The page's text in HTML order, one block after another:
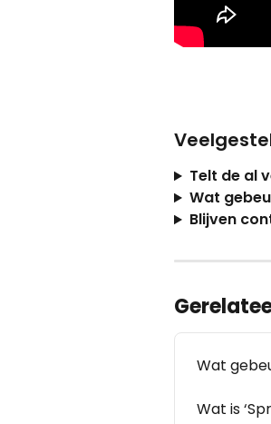
Telt de al
Wat
Blijven
Wat
Wat is